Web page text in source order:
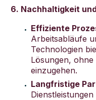
6. Nachhaltigkeit
Effiziente
Arbeitsabläufe
Technologien
Lösungen, ohne
einzugehen.
Langfristige